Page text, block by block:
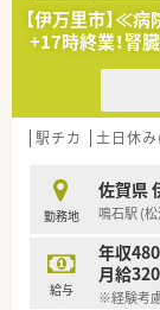
少しでも
＼福利厚
■利用可能
す。
■お昼は
＼こんな
■ワーク
【伊万里市】≪
+17時終業！腎
駅チカ 土日休
勤務地
佐賀県
鳴石駅 (
給与
年収
月給
※経験考